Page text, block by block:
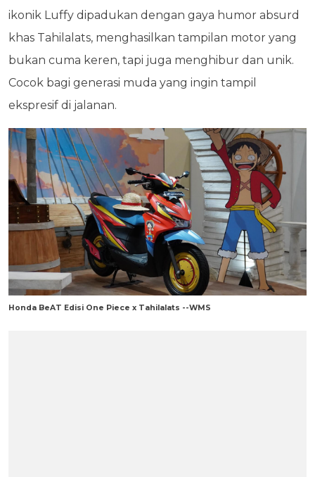
ikonik Luffy dipadukan dengan gaya humor absurd
khas Tahilalats, menghasilkan tampilan motor yang
bukan cuma keren, tapi juga menghibur dan unik.
Cocok bagi generasi muda yang ingin tampil
ekspresif di jalanan.
Honda BeAT Edisi One Piece x Tahilalats --WMS